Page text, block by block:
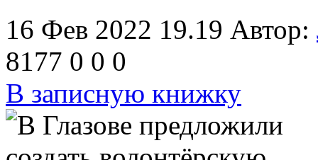
16 Фев 2022 19.19 Автор:
8177 0 0 0
В записную книжку